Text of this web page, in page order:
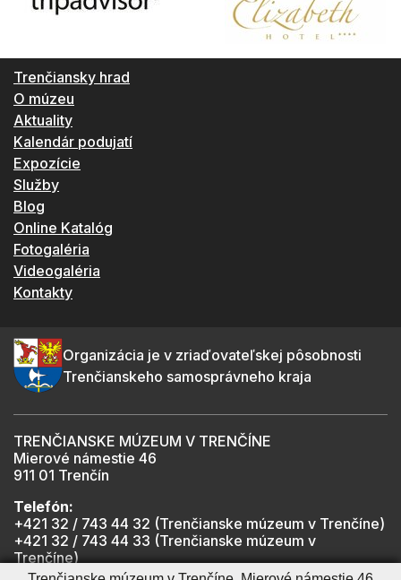
Trenčiansky hrad
O múzeu
Aktuality
Kalendár podujatí
Expozície
Služby
Blog
Online Katalóg
Fotogaléria
Videogaléria
Kontakty
Organizácia je v zriaďovateľskej pôsobnosti
Trenčianskeho samosprávneho kraja
TRENČIANSKE MÚZEUM V TRENČÍNE
Mierové námestie 46
911 01 Trenčín
Telefón:
+421 32 / 743 44 32 (Trenčianske múzeum v Trenčíne)
+421 32 / 743 44 33 (Trenčianske múzeum v
Trenčíne)
+421 901 918 825 (Trenčiansky hrad - informátor -